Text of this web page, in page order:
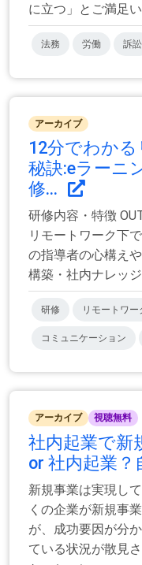
に立つ」とご満足
法務 労働 訴訟
アーカイブ
12分でわか
秘訣:eラーニ
修...
研修内容・特徴
リモートワーク下
の指導者の心構え
構築・社内ナレッ
研修 リモートワー
コミュニケーション
アーカイブ 視聴無料
社内起業で新
or 社内起業？
新規事業は実現し
くの企業が新規事
が、成功要因が分
ている状況が散見